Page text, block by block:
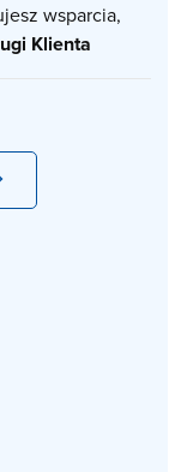
wsparcia,
Klienta